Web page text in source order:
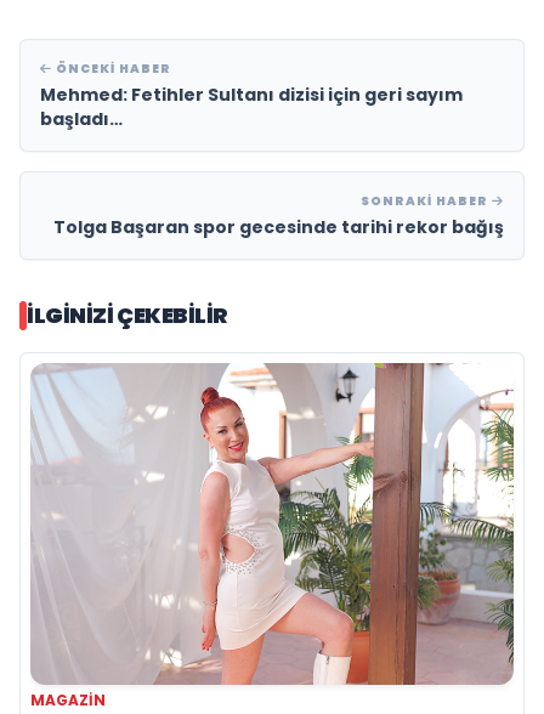
ÖNCEKI HABER
Mehmed: Fetihler Sultanı dizisi için geri sayım
başladı…
SONRAKI HABER
Tolga Başaran spor gecesinde tarihi rekor bağış
İLGINIZI ÇEKEBILIR
MAGAZIN